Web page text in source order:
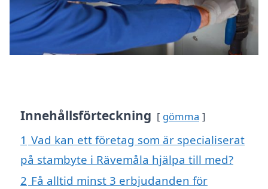
Innehållsförteckning gömma
1 Vad kan ett företag som är specialiserat
på stambyte i Rävemåla hjälpa till med?
2 Få alltid minst 3 erbjudanden för